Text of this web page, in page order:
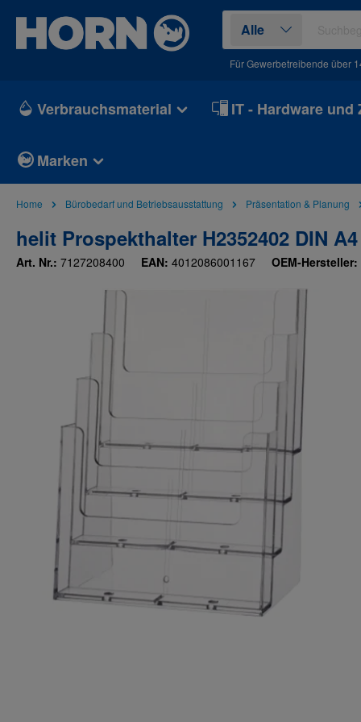
Zur Hauptnavigation springen
Alle
Für Gewerbetreibende über
Verbrauchsmaterial IT - Hardware und
Marken
Home Bürobedarf und Betriebsausstattung Präsentation & Planung
helit Prospekthalter H2352402 DIN
Art. Nr.: 7127208400 EAN: 4012086001167 OEM-Hersteller:
Bildergalerie überspringen